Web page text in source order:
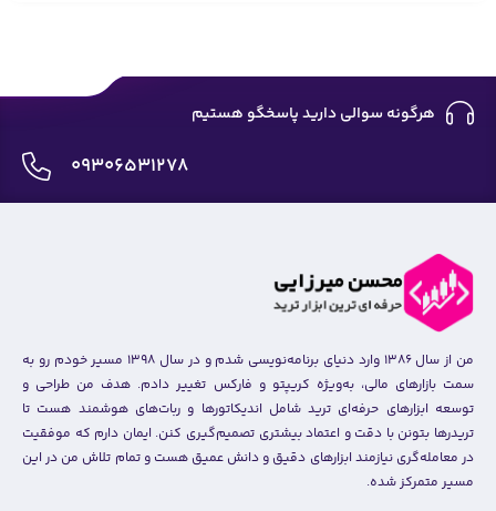
هرگونه سوالی دارید پاسخگو هستیم
09306531278
من از سال ۱۳۸۶ وارد دنیای برنامه‌نویسی شدم و در سال ۱۳۹۸ مسیر خودم رو به
سمت بازارهای مالی، به‌ویژه کریپتو و فارکس تغییر دادم. هدف من طراحی و
توسعه ابزارهای حرفه‌ای ترید شامل اندیکاتورها و ربات‌های هوشمند هست تا
تریدرها بتونن با دقت و اعتماد بیشتری تصمیم‌گیری کنن. ایمان دارم که موفقیت
در معامله‌گری نیازمند ابزارهای دقیق و دانش عمیق هست و تمام تلاش من در این
مسیر متمرکز شده.